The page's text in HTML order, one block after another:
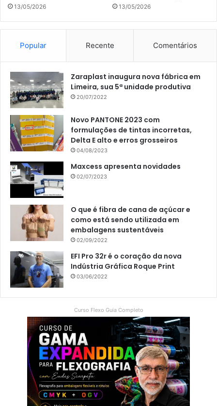
13/05/2026 13/05/2026
Popular Recente Comentários
Zaraplast inaugura nova fábrica em
Limeira, sua 5ª unidade produtiva
20/07/2022
Novo PANTONE 2023 com
formulações de tintas incorretas,
Delta E alto e erros grosseiros
04/08/2023
Maxcess apresenta novidades
02/07/2023
O que é fibra de cana de açúcar e
como está sendo utilizada em
embalagens sustentáveis
02/09/2022
EFI Pro 32r é o coração da nova
Indústria Gráfica Roque Print
03/06/2022
Curso Flexo Guia Completo